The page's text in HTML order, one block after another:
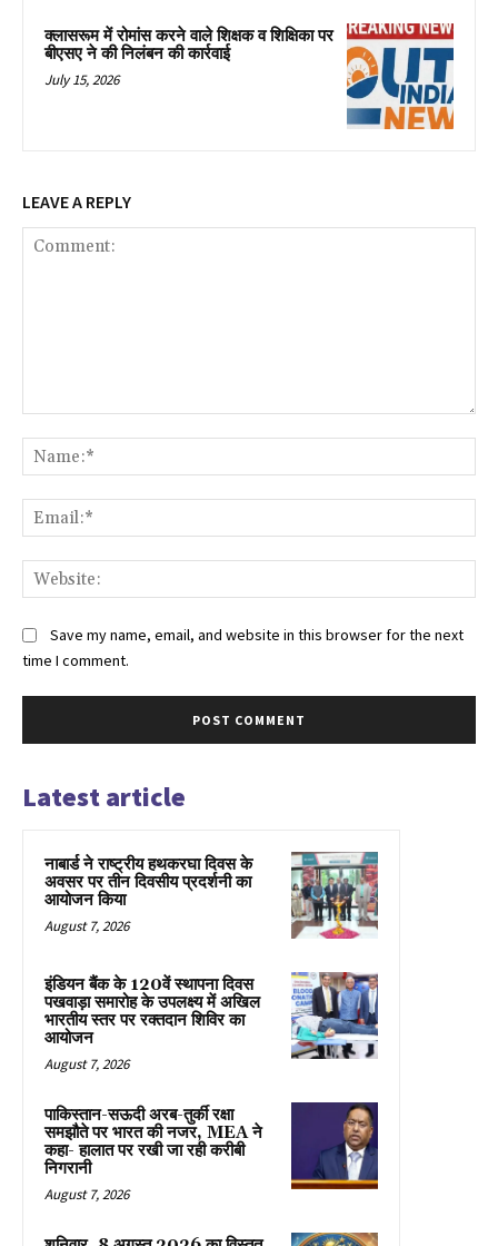
क्लासरूम में रोमांस करने वाले शिक्षक व शिक्षिका पर
बीएसए ने की निलंबन की कार्रवाई
July 15, 2026
LEAVE A REPLY
Save my name, email, and website in this browser for the next
time I comment.
Latest article
नाबार्ड ने राष्ट्रीय हथकरघा दिवस के
अवसर पर तीन दिवसीय प्रदर्शनी का
आयोजन किया
August 7, 2026
इंडियन बैंक के 120वें स्थापना दिवस
पखवाड़ा समारोह के उपलक्ष्य में अखिल
भारतीय स्तर पर रक्तदान शिविर का
आयोजन
August 7, 2026
पाकिस्तान-सऊदी अरब-तुर्की रक्षा
समझौते पर भारत की नजर, MEA ने
कहा- हालात पर रखी जा रही करीबी
निगरानी
August 7, 2026